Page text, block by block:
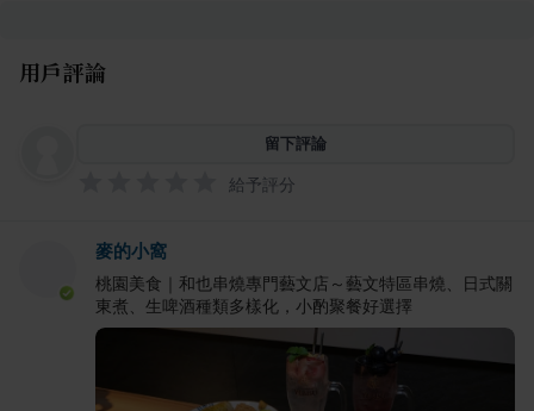
用戶評論
留下評論
給予評分
麥的小窩
桃園美食｜和也串燒專門藝文店～藝文特區串燒、日式關
東煮、生啤酒種類多樣化，小酌聚餐好選擇